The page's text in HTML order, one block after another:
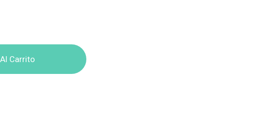
Carrito